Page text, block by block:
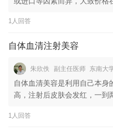
1人回答
自体血清注射美容
朱欣佚 副主任医师 东南大
自体血清美容是利用自己本身
高，注射后皮肤会发红，一到
1人回答